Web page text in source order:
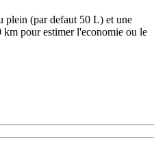
plein (par defaut 50 L) et une
pour estimer l'economie ou le